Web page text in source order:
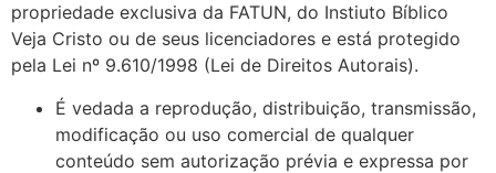
propriedade exclusiva da FATUN, do Instiuto Bíblico
Veja Cristo ou de seus licenciadores e está protegido
pela Lei nº 9.610/1998 (Lei de Direitos Autorais).
É vedada a reprodução, distribuição, transmissão,
modificação ou uso comercial de qualquer
conteúdo sem autorização prévia e expressa por